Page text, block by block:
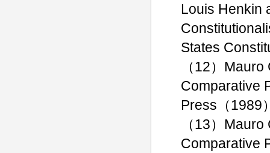
Louis Henkin
States
（12）
Comparative
Press（1989
（13）
Comparative